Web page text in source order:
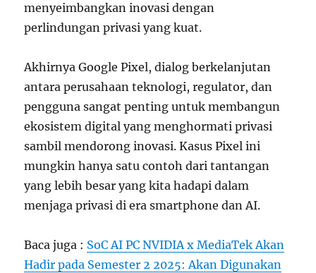
menyeimbangkan inovasi dengan
perlindungan privasi yang kuat.
Akhirnya Google Pixel, dialog berkelanjutan
antara perusahaan teknologi, regulator, dan
pengguna sangat penting untuk membangun
ekosistem digital yang menghormati privasi
sambil mendorong inovasi. Kasus Pixel ini
mungkin hanya satu contoh dari tantangan
yang lebih besar yang kita hadapi dalam
menjaga privasi di era smartphone dan AI.
Baca juga : SoC AI PC NVIDIA x MediaTek Akan
Hadir pada Semester 2 2025: Akan Digunakan